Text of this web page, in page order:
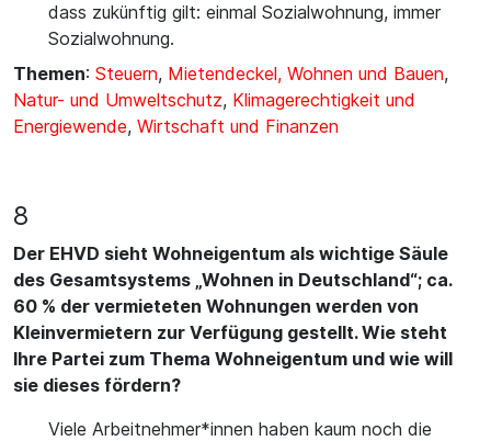
dass zukünftig gilt: einmal Sozialwohnung, immer
Sozialwohnung.
Themen: Steuern, Mietendeckel, Wohnen und Bauen,
Natur- und Umweltschutz, Klimagerechtigkeit und
Energiewende, Wirtschaft und Finanzen
8
Der EHVD sieht Wohneigentum als wichtige Säule
des Gesamtsystems „Wohnen in Deutschland“; ca.
60 % der vermieteten Wohnungen werden von
Kleinvermietern zur Verfügung gestellt. Wie steht
Ihre Partei zum Thema Wohneigentum und wie will
sie dieses fördern?
Viele Arbeitnehmer*innen haben kaum noch die